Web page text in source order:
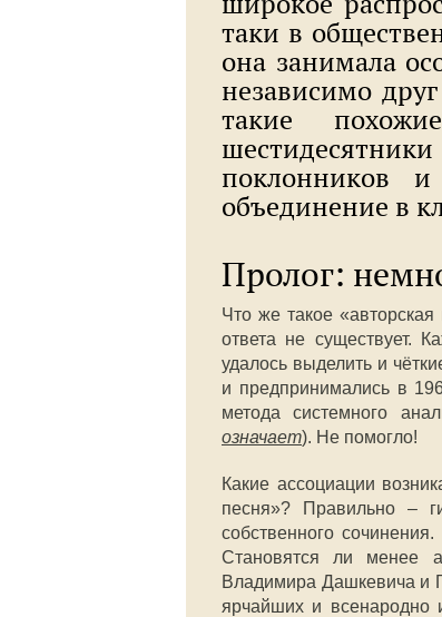
таки в
она занимала
независимо
такие
поклонников
объединение в
Пролог:
Что же такое «авторская
ответа не существует.
удалось выделить и
и предпринимались в
метода системного
означает). Не помогло!
Какие ассоциации
песня»? Правильно –
собственного
Становятся ли менее
Владимира Дашкевича и
ярчайших и всенародно